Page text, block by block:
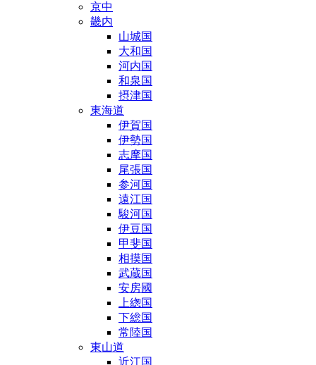
京中
畿内
山城国
大和国
河内国
和泉国
摂津国
東海道
伊賀国
伊勢国
志摩国
尾張国
参河国
遠江国
駿河国
伊豆国
甲斐国
相摸国
武蔵国
安房國
上緫国
下総国
常陸国
東山道
近江国